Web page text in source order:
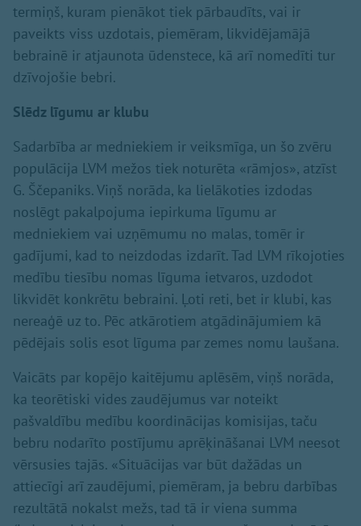
termiņš, kuram pienākot tiek pārbaudīts, vai ir
paveikts viss uzdotais, piemēram, likvidējamājā
bebrainē ir atjaunota ūdenstece, kā arī nomedīti tur
dzīvojošie bebri.
Slēdz līgumu ar klubu
Sadarbība ar medniekiem ir veiksmīga, un šo zvēru
populācija LVM mežos tiek noturēta «rāmjos», atzīst
G. Ščepaniks. Viņš norāda, ka lielākoties izdodas
noslēgt pakalpojuma iepirkuma līgumu ar
medniekiem vai uzņēmumu no malas, tomēr ir
gadījumi, kad to neizdodas izdarīt. Tad LVM rīkojoties
medību tiesību nomas līguma ietvaros, uzdodot
likvidēt konkrētu bebraini. Ļoti reti, bet ir klubi, kas
nereaģē uz to. Pēc atkārotiem atgādinājumiem kā
pēdējais solis esot līguma par zemes nomu laušana.
Vaicāts par kopējo kaitējumu aplēsēm, viņš norāda,
ka teorētiski vides zaudējumus var noteikt
pašvaldību medību koordinācijas komisijas, taču
bebru nodarīto postījumu aprēķināšanai LVM neesot
vērsusies tajās. «Situācijas var būt dažādas un
attiecīgi arī zaudējumi, piemēram, ja bebru darbības
rezultātā nokalst mežs, tad tā ir viena summa